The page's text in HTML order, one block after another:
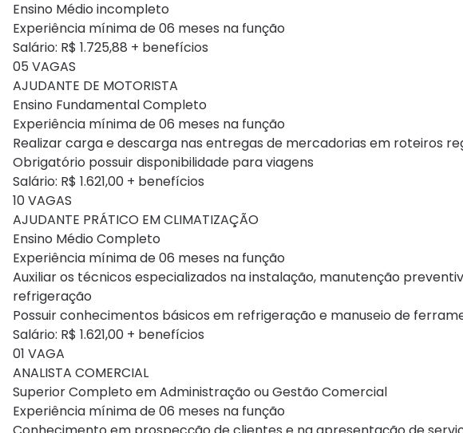
Ensino Médio incompleto
Experiência mínima de 06 meses na função
Salário: R$ 1.725,88 + benefícios
05 VAGAS
AJUDANTE DE MOTORISTA
Ensino Fundamental Completo
Experiência mínima de 06 meses na função
Realizar carga e descarga nas entregas de mercadorias em roteiros
Obrigatório possuir disponibilidade para viagens
Salário: R$ 1.621,00 + benefícios
10 VAGAS
AJUDANTE PRÁTICO EM CLIMATIZAÇÃO
Ensino Médio Completo
Experiência mínima de 06 meses na função
Auxiliar os técnicos especializados na instalação, manutenção
refrigeração
Possuir conhecimentos básicos em refrigeração e manuseio de
Salário: R$ 1.621,00 + benefícios
01 VAGA
ANALISTA COMERCIAL
Superior Completo em Administração ou Gestão Comercial
Experiência mínima de 06 meses na função